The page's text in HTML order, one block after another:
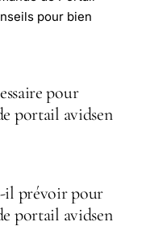
pour bien
pour
portail avidsen
il prévoir pour
portail avidsen